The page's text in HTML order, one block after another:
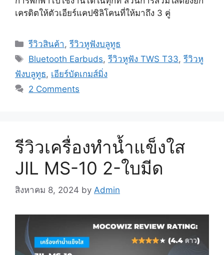
เครดิตให้ตัวเอียร์แคปซิลิโคนที่ให้มาถึง 3 คู่
Categories
รีวิวสินค้า ,รีวิวหูฟังบลูทูธ
Tags
Bluetooth Earbuds,รีวิวหูฟัง TWS T33,รีวิวหู
ฟังบลูทูธ, เอียร์บัดเกมส์มิ่ง
2 Comments
รีวิวเครื่องทำน้ำแข็งใส
JIL MS-10 2-ใบมีด
สิงหาคม 8, 2024 by Admin